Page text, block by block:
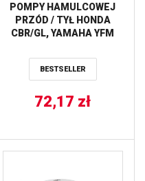
POMPY HAMULCOWEJ
PRZÓD / TYŁ HONDA
CBR/GL, YAMAHA YFM
BESTSELLER
72,17 zł